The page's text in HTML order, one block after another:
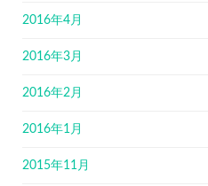
2016年4月
2016年3月
2016年2月
2016年1月
2015年11月